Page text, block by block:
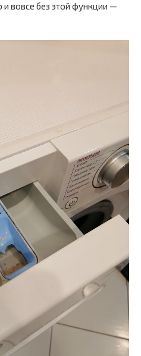
вовсе без этой функции —